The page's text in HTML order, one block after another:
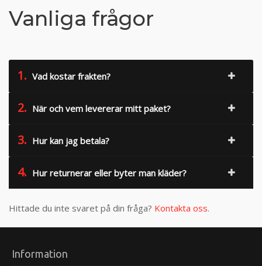
Vanliga frågor
1. Vad kostar frakten?
2. När och vem levererar mitt paket?
3. Hur kan jag betala?
4. Hur returnerar eller byter man kläder?
Hittade du inte svaret på din fråga? Kontakta oss.
Information